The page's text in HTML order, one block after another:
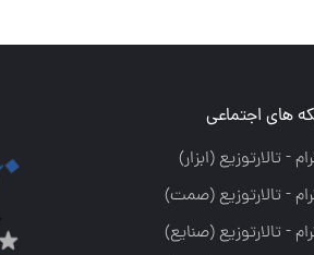
های اجتماعی
- تالارتوزيع (ابزار)
- تالارتوزيع (صمت)
- تالارتوزيع (صنايع)